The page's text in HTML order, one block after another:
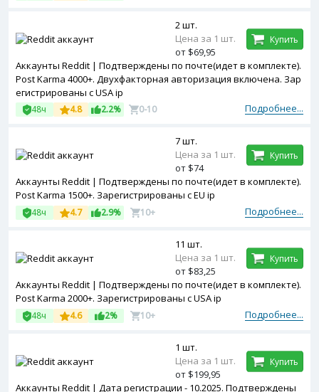
Аккаунты Reddit | Подтверждены по почте(идет в комплекте).
Post Karma 4000+. Двухфакторная авторизация включена. Зар
егистрированы с USA ip
Подробнее...
48ч 4.8 2.2% 0-10
2 шт.
Цена за 1 шт.
от $69,95
Купить
Аккаунты Reddit | Подтверждены по почте(идет в комплекте).
Post Karma 1500+. Зарегистрированы с EU ip
Подробнее...
48ч 4.7 2.9% 10+
7 шт.
Цена за 1 шт.
от $74
Купить
Аккаунты Reddit | Подтверждены по почте(идет в комплекте).
Post Karma 2000+. Зарегистрированы с USA ip
Подробнее...
48ч 4.6 2% 10+
11 шт.
Цена за 1 шт.
от $83,25
Купить
Аккаунты Reddit | Дата регистрации - 10.2025. Подтверждены
1 шт.
Цена за 1 шт.
от $199,95
Купить